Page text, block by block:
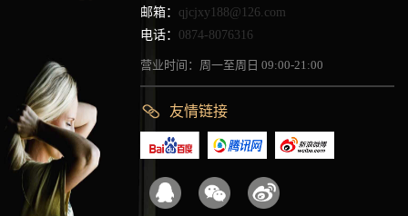
邮箱： qjcjxy188@126.com
电话： 0874-8076316
营业时间：周一至周日 09:00-21:00
友情链接